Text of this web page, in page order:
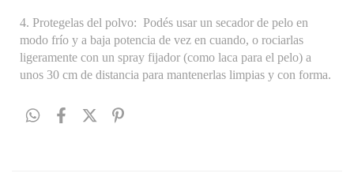
4. Protegelas del polvo: Podés usar un secador de pelo en
modo frío y a baja potencia de vez en cuando, o rociarlas
ligeramente con un spray fijador (como laca para el pelo) a
unos 30 cm de distancia para mantenerlas limpias y con forma.